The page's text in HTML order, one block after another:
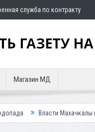
служба по контракту
Магазин МД
Махачкалы планирует